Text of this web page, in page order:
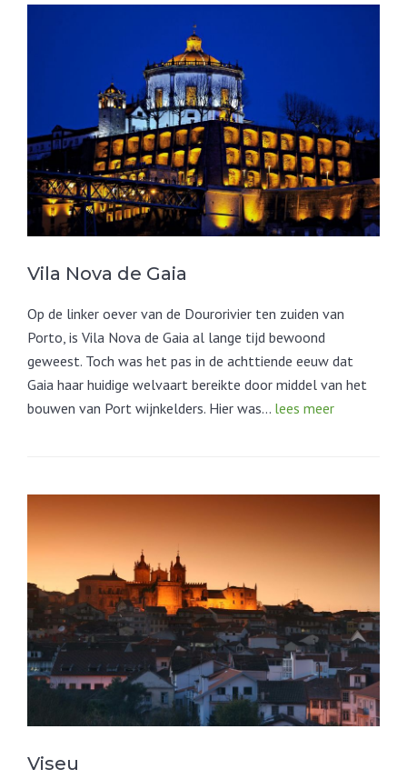
Vila Nova de Gaia
Op de linker oever van de Dourorivier ten zuiden van
Porto, is Vila Nova de Gaia al lange tijd bewoond
geweest. Toch was het pas in de achttiende eeuw dat
Gaia haar huidige welvaart bereikte door middel van het
bouwen van Port wijnkelders. Hier was… lees meer
Viseu